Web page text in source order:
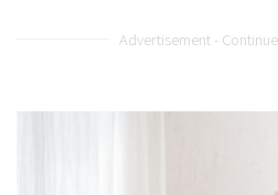
Advertisement -